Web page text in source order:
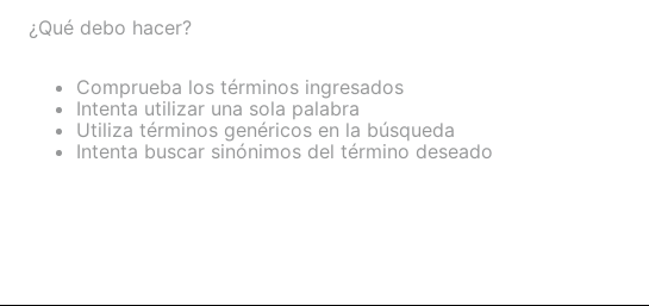
¿Qué debo hacer?
Comprueba los términos ingresados
Intenta utilizar una sola palabra
Utiliza términos genéricos en la búsqueda
Intenta buscar sinónimos del término deseado